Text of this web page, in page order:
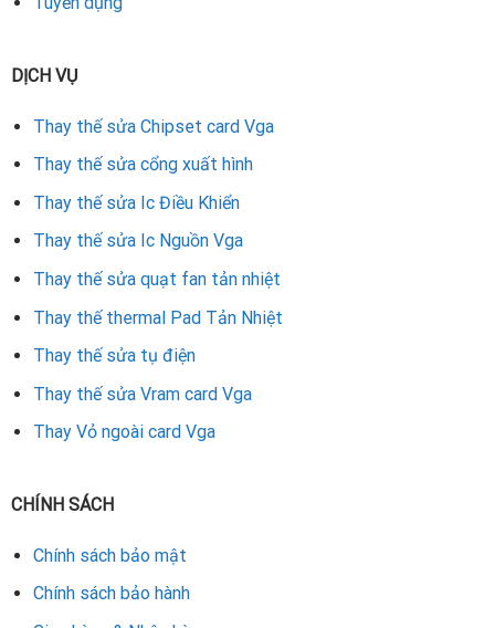
DỊCH VỤ
Thay thế sửa Chipset card Vga
Thay thế sửa cổng xuất hình
Thay thế sửa Ic Điều Khiển
Thay thế sửa Ic Nguồn Vga
Thay thế sửa quạt fan tản nhiệt
Thay thế thermal Pad Tản Nhiệt
Thay thế sửa tụ điện
Thay thế sửa Vram card Vga
Thay Vỏ ngoài card Vga
CHÍNH SÁCH
Chính sách bảo mật
Chính sách bảo hành